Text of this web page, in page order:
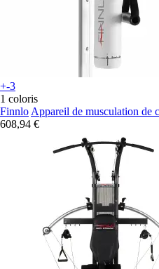
+-3
1 coloris
Finnlo Appareil de musculation de
608,94 €